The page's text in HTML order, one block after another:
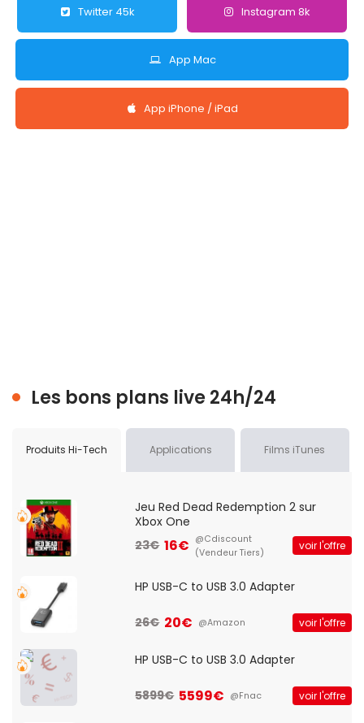
Twitter 45k Instagram 8k
App Mac
App iPhone / iPad
Les bons plans live 24h/24
Produits Hi-Tech Applications Films iTunes
Jeu Red Dead Redemption 2 sur
Xbox One
23€ 16€ @Cdiscount
(Vendeur Tiers)
voir l'offre
HP USB-C to USB 3.0 Adapter
26€ 20€ @Amazon voir l'offre
HP USB-C to USB 3.0 Adapter
5899€ 5599€ @Fnac voir l'offre